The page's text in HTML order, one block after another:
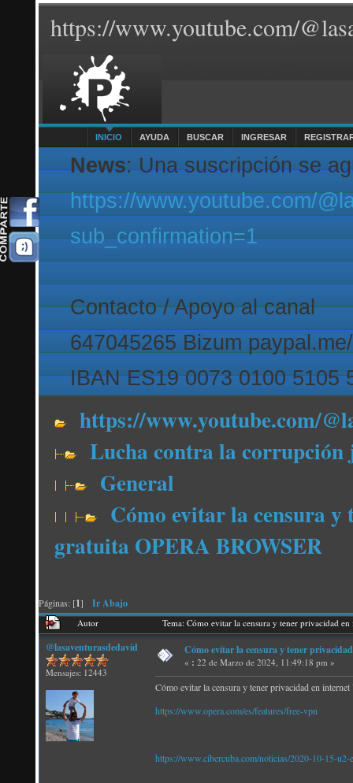
https://www.youtube.com/
INICIO AYUDA BUSCAR INGRESAR
News: Una suscripción se
https://www.youtube.com/
sub_confirmation=1
Contacto / Apoyo al canal
647045265 Bizum
IBAN ES19 0073 0100 5105
https://www.youtube.com/
Lucha contra la
General
Cómo evitar la censura
gratuita OPERA BROWSER
Páginas: [1] Ir Abajo
Autor Tema: Cómo evitar la censura y tener privacidad
@lasaventurasdedavid
Mensajes: 12443
Cómo evitar la censura y tener
« : 22 de Marzo de 2024, 11:49:18 pm »
Cómo evitar la censura y tener privacidad en
https://www.opera.com/es/features/free-vpn
https://www.cibercuba.com/noticias/2020-10-15-